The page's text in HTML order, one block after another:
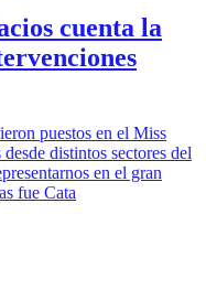
cuenta la
puestos en el Miss
distintos sectores del
en el gran
fue Cata